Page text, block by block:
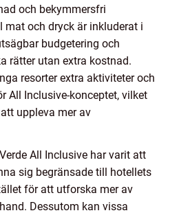
och bekymmersfri
mat och dryck är inkluderat i
budgetering och
rätter utan extra kostnad.
resorter extra aktiviteter och
All Inclusive-konceptet, vilket
uppleva mer av
All Inclusive har varit att
sig begränsade till hotellets
för att utforska mer av
Dessutom kan vissa